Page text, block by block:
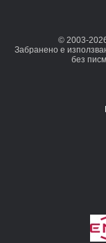
© 2003-
Забранено е
без